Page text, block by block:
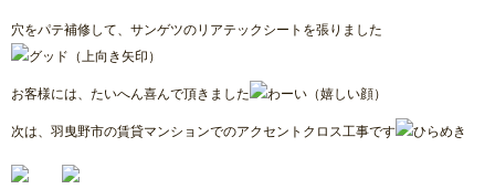
穴をパテ補修して、サンゲツのリアテックシートを張りました
お客様には、たいへん喜んで頂きました
次は、羽曳野市の賃貸マンションでのアクセントクロス工事です